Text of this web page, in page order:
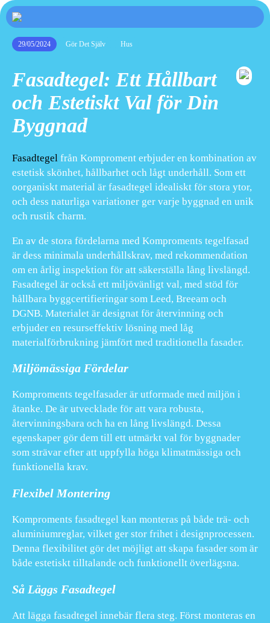
29/05/2024 Gör Det Själv Hus
Fasadtegel: Ett Hållbart
och Estetiskt Val för Din
Byggnad
Fasadtegel från Komproment erbjuder en kombination av
estetisk skönhet, hållbarhet och lågt underhåll. Som ett
oorganiskt material är fasadtegel idealiskt för stora ytor,
och dess naturliga variationer ger varje byggnad en unik
och rustik charm.
En av de stora fördelarna med Komproments tegelfasad
är dess minimala underhållskrav, med rekommendation
om en årlig inspektion för att säkerställa lång livslängd.
Fasadtegel är också ett miljövänligt val, med stöd för
hållbara byggcertifieringar som Leed, Breeam och
DGNB. Materialet är designat för återvinning och
erbjuder en resurseffektiv lösning med låg
materialförbrukning jämfört med traditionella fasader.
Miljömässiga Fördelar
Komproments tegelfasader är utformade med miljön i
åtanke. De är utvecklade för att vara robusta,
återvinningsbara och ha en lång livslängd. Dessa
egenskaper gör dem till ett utmärkt val för byggnader
som strävar efter att uppfylla höga klimatmässiga och
funktionella krav.
Flexibel Montering
Komproments fasadtegel kan monteras på både trä- och
aluminiumreglar, vilket ger stor frihet i designprocessen.
Denna flexibilitet gör det möjligt att skapa fasader som är
både estetiskt tilltalande och funktionellt överlägsna.
Så Läggs Fasadtegel
Att lägga fasadtegel innebär flera steg. Först monteras en